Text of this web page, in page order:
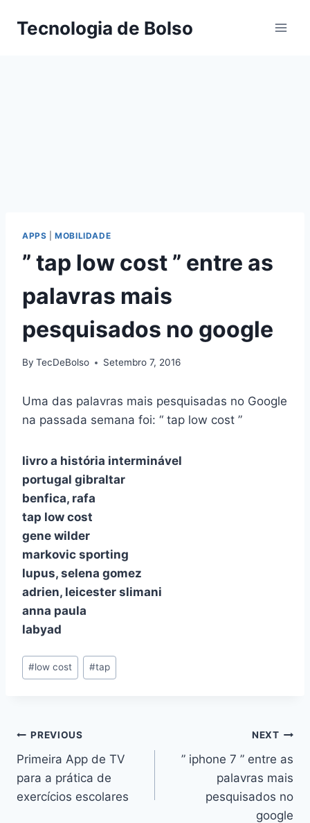
Tecnologia de Bolso
APPS |MOBILIDADE
” tap low cost ” entre as
palavras mais
pesquisados no google
By TecDeBolso Setembro 7, 2016
Uma das palavras mais pesquisadas no Google
na passada semana foi: “ tap low cost ”
livro a história interminável
portugal gibraltar
benfica, rafa
tap low cost
gene wilder
markovic sporting
lupus, selena gomez
adrien, leicester slimani
anna paula
labyad
Post
Tags:
#low cost #tap
Navegação
de
artigos
PREVIOUS
Primeira App de TV
para a prática de
exercícios escolares
NEXT
” iphone 7 ” entre as
palavras mais
pesquisados no
google